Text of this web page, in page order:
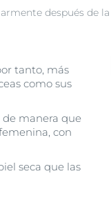
después de
tanto, más
como sus
de manera que
con
seca que las